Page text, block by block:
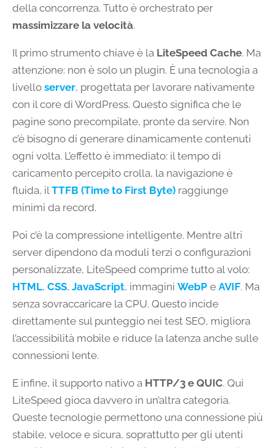
della concorrenza. Tutto è orchestrato per
massimizzare la velocità.
Il primo strumento chiave è la LiteSpeed Cache. Ma
attenzione: non è solo un plugin. È una tecnologia a
livello server, progettata per lavorare nativamente
con il core di WordPress. Questo significa che le
pagine sono precompilate, pronte da servire. Non
c’è bisogno di generare dinamicamente contenuti
ogni volta. L’effetto è immediato: il tempo di
caricamento percepito crolla, la navigazione è
fluida, ilTTFB (Time to First Byte) raggiunge
minimi da record.
Poi c’è la compressione intelligente. Mentre altri
server dipendono da moduli terzi o configurazioni
personalizzate, LiteSpeed comprime tutto al volo:
HTML, CSS, JavaScript, immagini WebP e AVIF. Ma
senza sovraccaricare la CPU. Questo incide
direttamente sul punteggio nei test SEO, migliora
l’accessibilità mobile e riduce la latenza anche sulle
connessioni lente.
E infine, il supporto nativo a HTTP/3 e QUIC. Qui
LiteSpeed gioca davvero in un’altra categoria.
Queste tecnologie permettono una connessione più
stabile, veloce e sicura, soprattutto per gli utenti